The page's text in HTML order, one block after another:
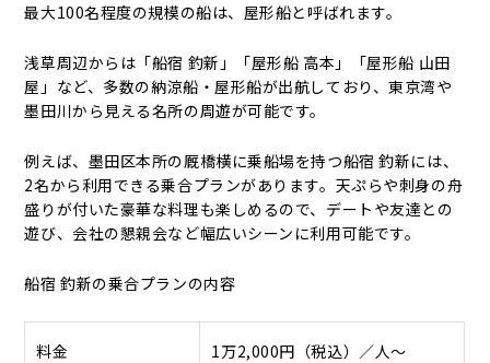
最大100名程度の規模の船は、屋形船と呼ばれます。
浅草周辺からは「船宿 釣新」「屋形船 高本」「屋形船 山田
屋」など、多数の納涼船・屋形船が出航しており、東京湾や
墨田川から見える名所の周遊が可能です。
例えば、墨田区本所の厩橋横に乗船場を持つ船宿 釣新には、
2名から利用できる乗合プランがあります。天ぷらや刺身の舟
盛りが付いた豪華な料理も楽しめるので、デートや友達との
遊び、会社の懇親会など幅広いシーンに利用可能です。
船宿 釣新の乗合プランの内容
料金 1万2,000円（税込）／人～